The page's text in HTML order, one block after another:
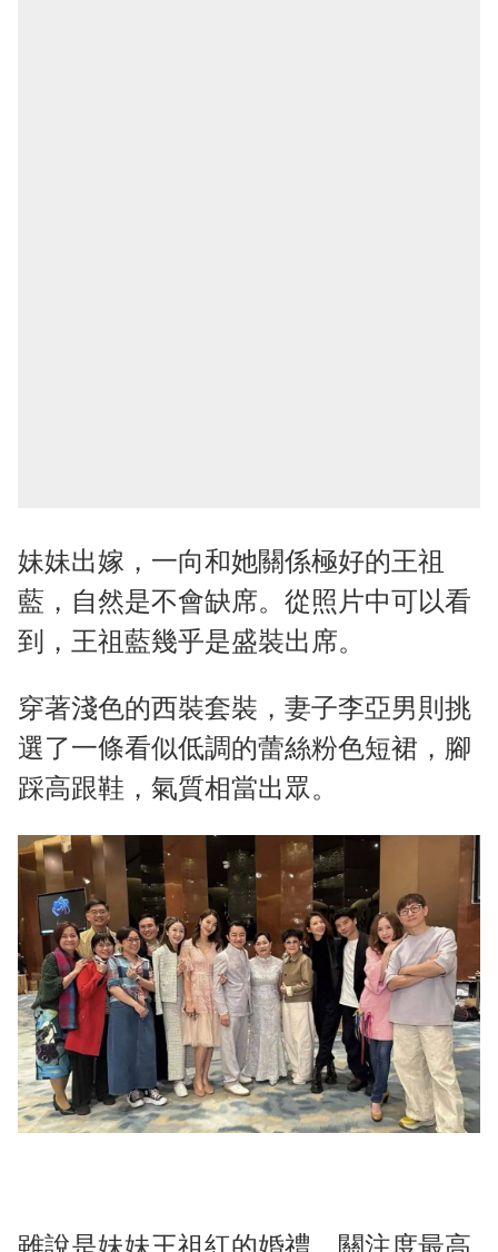
妹妹出嫁，一向和她關係極好的王祖
藍，自然是不會缺席。從照片中可以看
到，王祖藍幾乎是盛裝出席。
穿著淺色的西裝套裝，妻子李亞男則挑
選了一條看似低調的蕾絲粉色短裙，腳
踩高跟鞋，氣質相當出眾。
雖說是妹妹王祖紅的婚禮，關注度最高